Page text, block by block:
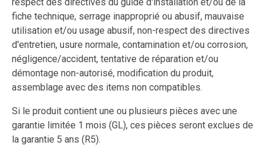
fiche technique, serrage inapproprié ou abusif, mauvaise
utilisation et/ou usage abusif, non-respect des directives
d'entretien, usure normale, contamination et/ou corrosion,
négligence/accident, tentative de réparation et/ou
démontage non-autorisé, modification du produit,
assemblage avec des items non compatibles.
Si le produit contient une ou plusieurs pièces avec une
garantie limitée 1 mois (GL), ces pièces seront exclues de
la garantie 5 ans (R5).